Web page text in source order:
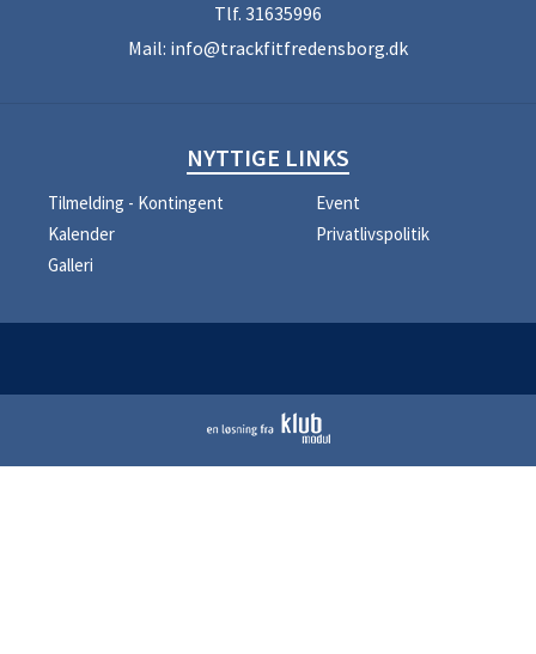
Tlf. 31635996
Mail: info@trackfitfredensborg.dk
NYTTIGE LINKS
Tilmelding - Kontingent
Event
Kalender
Privatlivspolitik
Galleri